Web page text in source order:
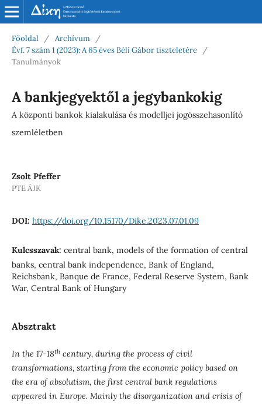
Főoldal / Archívum
/
Évf. 7 szám 1 (2023): A 65 éves Béli Gábor tiszteletére
/
Tanulmányok
A bankjegyektől a jegybankokig
A központi bankok kialakulása és modelljei jogösszehasonlító
szemléletben
Zsolt Pfeffer
PTE ÁJK
DOI: https://doi.org/10.15170/Dike.2023.07.01.09
Kulcsszavak: central bank, models of the formation of central
banks, central bank independence, Bank of England,
Reichsbank, Banque de France, Federal Reserve System, Bank
War, Central Bank of Hungary
Absztrakt
In the 17-18thcentury, during the process of civil
transformations, starting from the economic policy based on
the era of absolutism, the first central bank regulations
appeared in Europe. Mainly the disorganization and crisis of